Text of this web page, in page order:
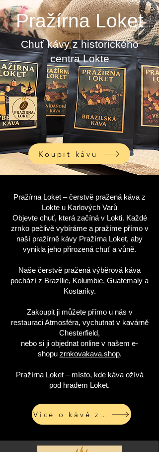
Pražírna Loket
Chuť kávy z historického
centra Lokte
Koupit kávu
Pražírna Loket – čerstvě pražená káva z
Lokte u Karlových Varů
Objevte chuť, která začíná v Lokti. Každé
zrnko pečlivě vybíráme a pražíme přímo v
naší pražírně kávy Pražírna Loket, aby
vynikla jeho přirozená chuť a vůně.
Naše čerstvě pražená výběrová káva
pochází z Brazílie, Kolumbie, Guatemaly a
Kostariky.
Zakoupit ji můžete přímo u nás v
restauraci Atmosféra, vychutnat v kavárně
Chesterfield,
nebo si ji objednat online v našem e-
shopu zrnkovakava.shop.
Pražírna Loket – místo, kde káva ožívá
pod hradem Loket.
Více o kávě zde